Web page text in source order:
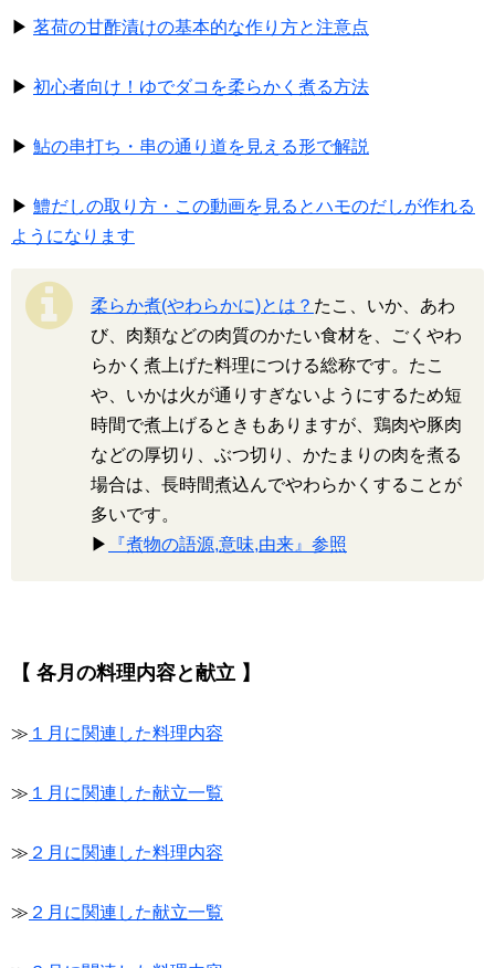
▶ 茗荷の甘酢漬けの基本的な作り方と注意点
▶ 初心者向け！ゆでダコを柔らかく煮る方法
▶ 鮎の串打ち・串の通り道を見える形で解説
▶ 鱧だしの取り方・この動画を見るとハモのだしが作れる
ようになります
柔らか煮(やわらかに)とは？ たこ、いか、あわ
び、肉類などの肉質のかたい食材を、ごくやわ
らかく煮上げた料理につける総称です。たこ
や、いかは火が通りすぎないようにするため短
時間で煮上げるときもありますが、鶏肉や豚肉
などの厚切り、ぶつ切り、かたまりの肉を煮る
場合は、長時間煮込んでやわらかくすることが
多いです。
▶
『煮物の語源,意味,由来』参照
【 各月の料理内容と献立 】
≫ １月に関連した料理内容
≫ １月に関連した献立一覧
≫ ２月に関連した料理内容
≫ ２月に関連した献立一覧